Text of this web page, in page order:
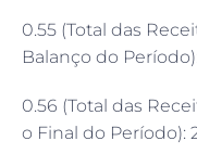
0.55 (Total das
Balanço do
0.56 (Total das
o Final do Período):